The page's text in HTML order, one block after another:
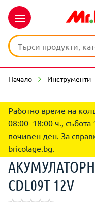
Начало Инструменти
Работно време на
08:00–18:00 ч.,
почивен ден. За
bricolage.bg.
CDL09T 12V